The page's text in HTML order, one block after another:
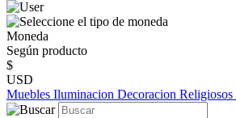
Moneda
Según producto
$
USD
Muebles Iluminacion Decoracion Religiosos